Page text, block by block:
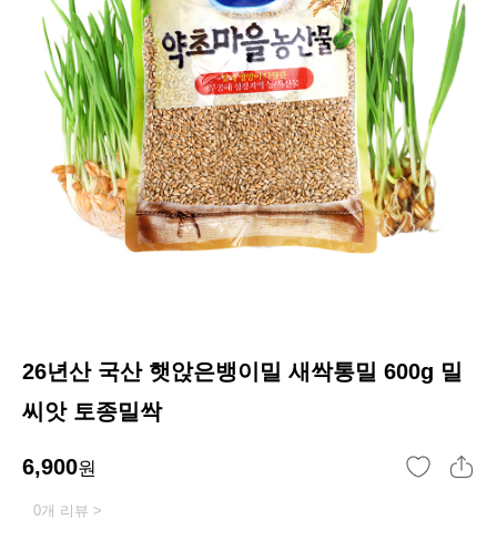
26년산 국산 햇앉은뱅이밀 새싹통밀 600g 밀
씨앗 토종밀싹
6,900원
0개 리뷰 >